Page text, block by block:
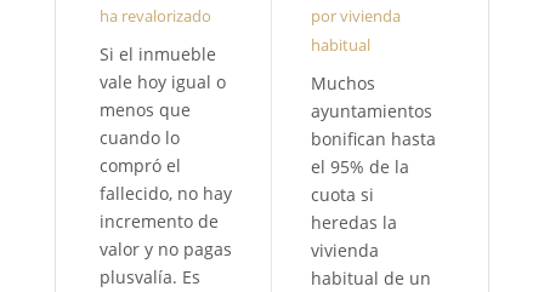
ha revalorizado
Si el inmueble
vale hoy igual o
menos que
cuando lo
compró el
fallecido, no hay
incremento de
valor y no pagas
plusvalía. Es
por vivienda
habitual
Muchos
ayuntamientos
bonifican hasta
el 95% de la
cuota si
heredas la
vivienda
habitual de un